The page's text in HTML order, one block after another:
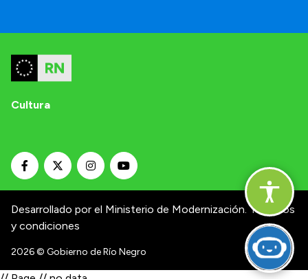
Cultura
Desarrollado por el Ministerio de Modernización. Términos
y condiciones
2026© Gobierno de Río Negro